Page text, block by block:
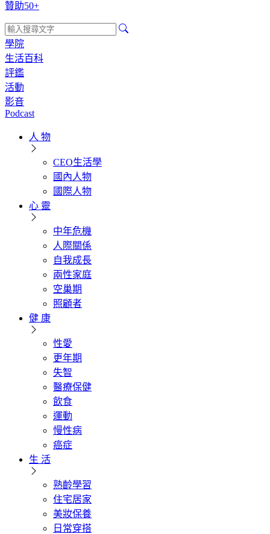
贊助50+
學院
生活百科
評鑑
活動
影音
Podcast
人 物
CEO生活學
國內人物
國際人物
心 靈
中年危機
人際關係
自我成長
兩性家庭
空巢期
照顧者
健 康
性愛
更年期
失智
醫療保健
飲食
運動
慢性病
癌症
生 活
熟齡學習
住宅居家
美妝保養
日常穿搭